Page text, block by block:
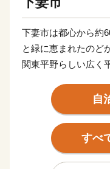
下妻市は都心から約
と緑に恵まれたのど
関東平野らしい広く
た各種農産物を生産
郊外には大規模商業
ーライフのバランス
自
すべ